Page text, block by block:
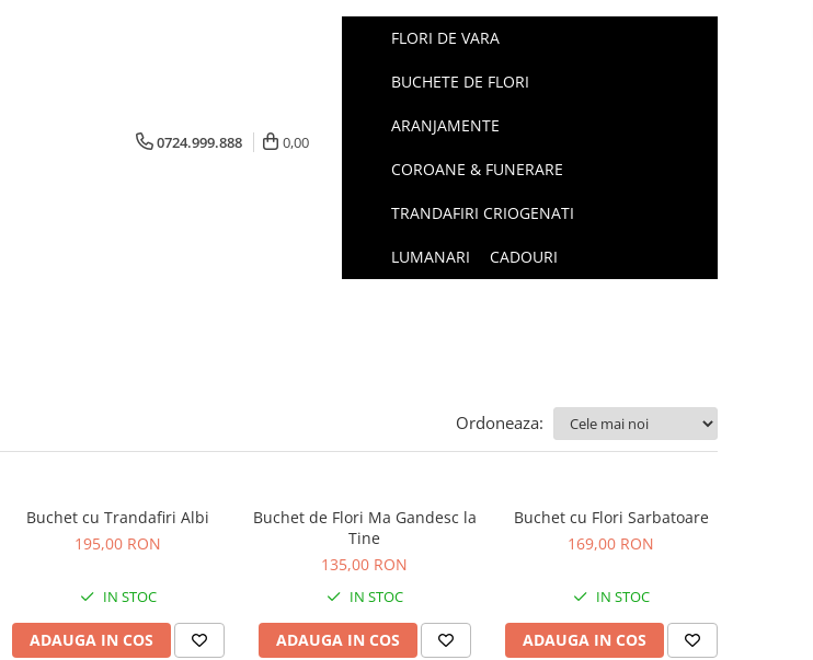
0724.999.888 0,00
FLORI DE VARA
BUCHETE DE FLORI
ARANJAMENTE
COROANE & FUNERARE
TRANDAFIRI CRIOGENATI
LUMANARI CADOURI
Ordoneaza:
Buchet cu Trandafiri Albi
195,00 RON
IN STOC
ADAUGA IN COS
Buchet de Flori Ma Gandesc la
Tine
135,00 RON
IN STOC
ADAUGA IN COS
Buchet cu Flori Sarbatoare
169,00 RON
IN STOC
ADAUGA IN COS